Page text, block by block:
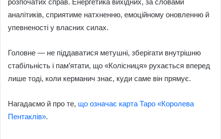
аналітиків, сприятиме натхненню, емоційному оновленню й
упевненості у власних силах.
Головне — не піддаватися метушні, зберігати внутрішню
стабільність і пам’ятати, що «Колісниця» рухається вперед
лише тоді, коли керманич знає, куди саме він прямує.
Нагадаємо й про те, що означає карта Таро «Королева
Пентаклів».